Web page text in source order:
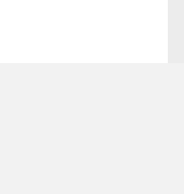
dans la ville